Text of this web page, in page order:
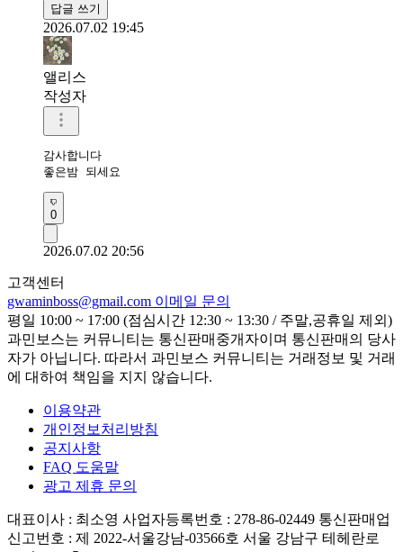
답글 쓰기
2026.07.02 19:45
앨리스
작성자
감사합니다
좋은밤 되세요
0
2026.07.02 20:56
고객센터
gwaminboss@gmail.com 이메일 문의
평일 10:00 ~ 17:00 (점심시간 12:30 ~ 13:30 / 주말,공휴일 제외)
과민보스는 커뮤니티는 통신판매중개자이며 통신판매의 당사
자가 아닙니다. 따라서 과민보스 커뮤니티는 거래정보 및 거래
에 대하여 책임을 지지 않습니다.
이용약관
개인정보처리방침
공지사항
FAQ 도움말
광고 제휴 문의
대표이사 : 최소영 사업자등록번호 : 278-86-02449 통신판매업
신고번호 : 제 2022-서울강남-03566호 서울 강남구 테헤란로